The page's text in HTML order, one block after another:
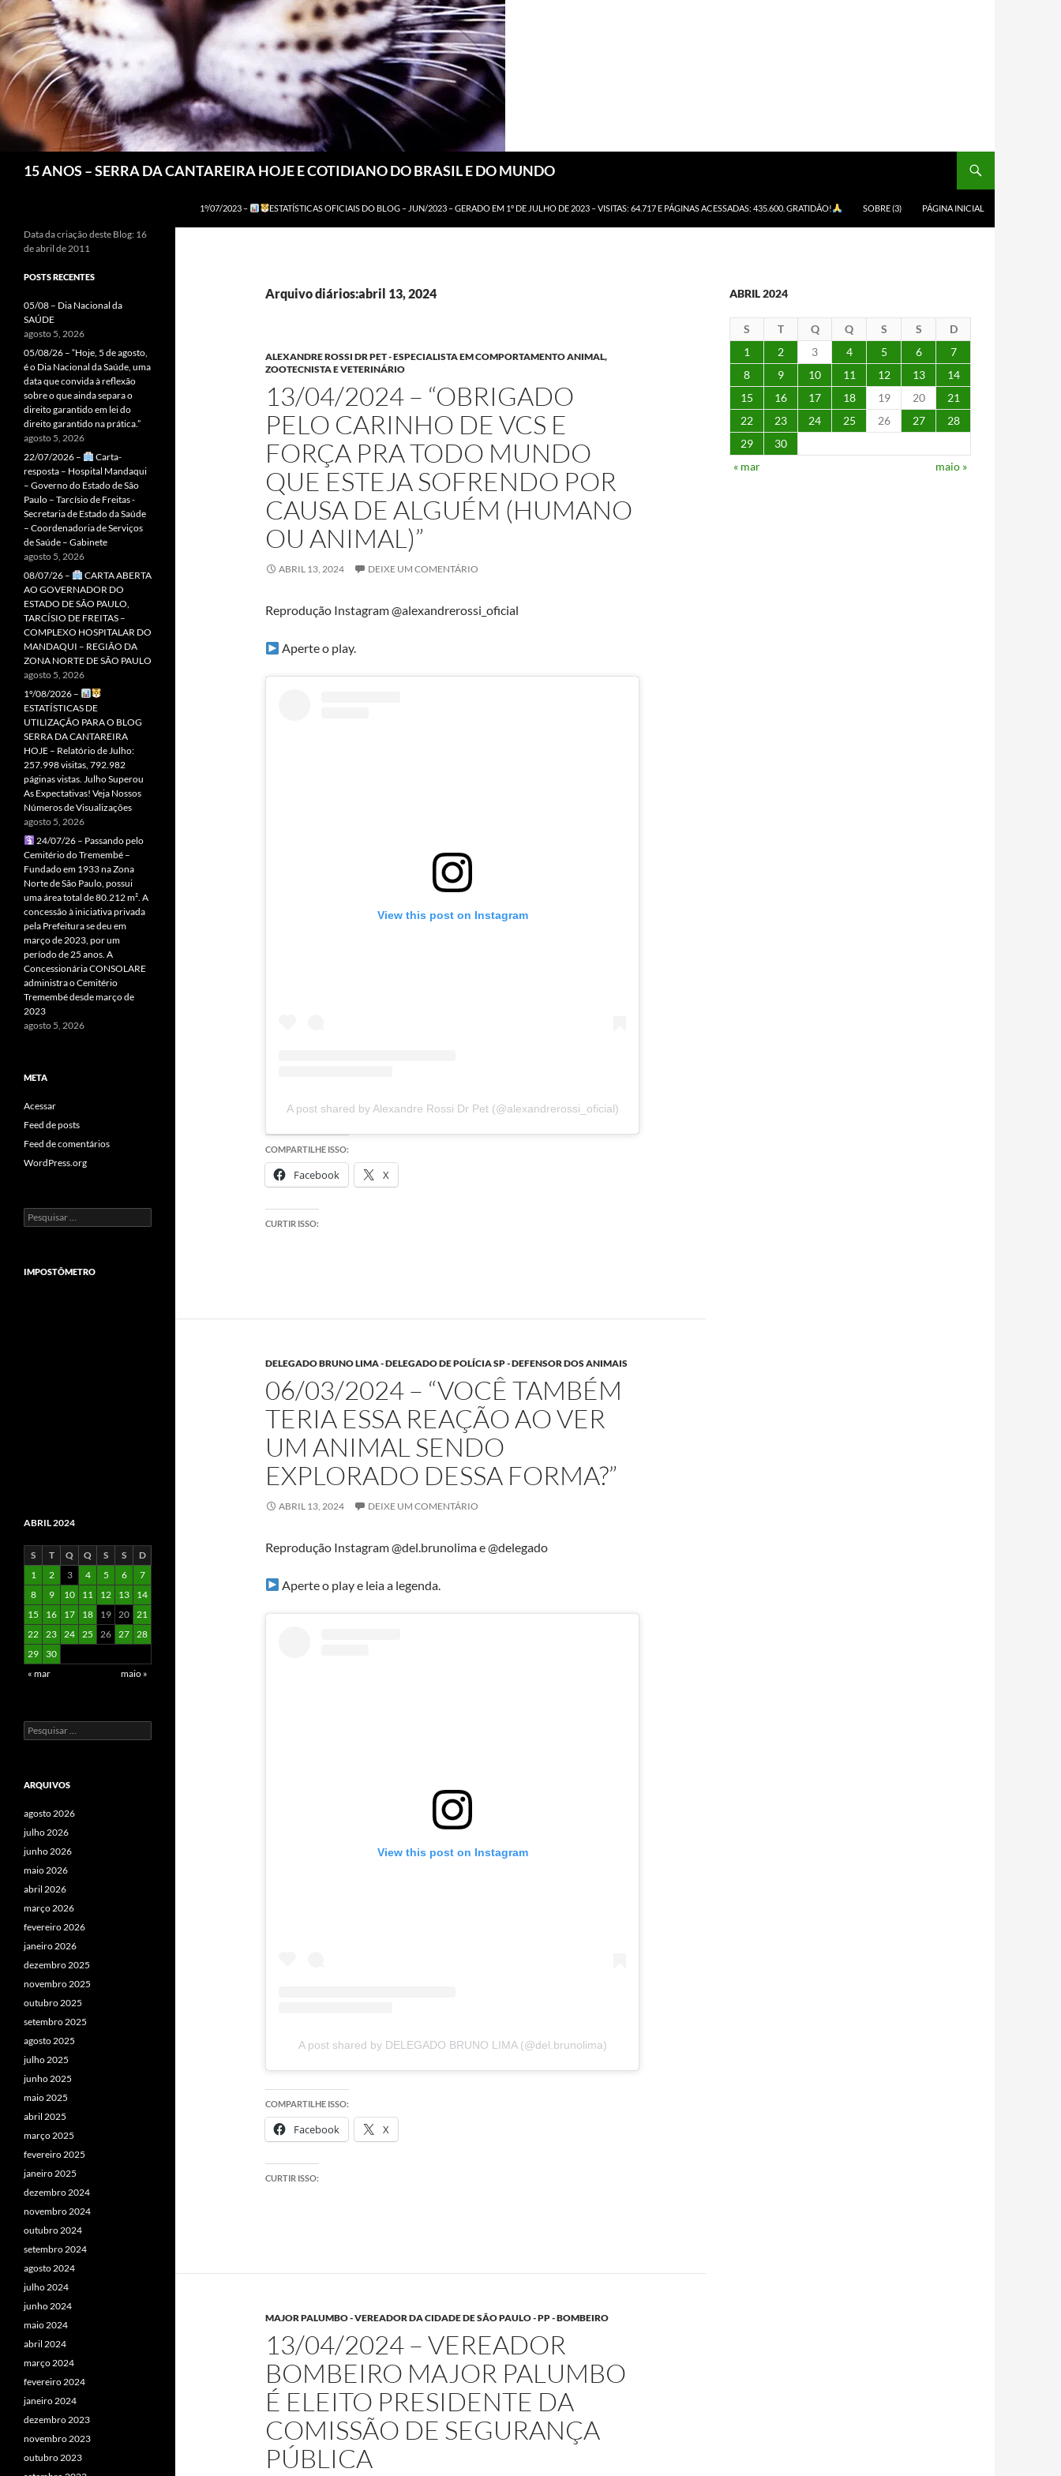
15 ANOS – SERRA DA CANTAREIRA HOJE E COTIDIANO DO BRASIL E DO MUNDO
1º/07/2023 – ESTATÍSTICAS OFICIAIS DO BLOG – JUN/2023 – GERADO EM 1º DE JULHO DE 2023 – VISITAS: 64.717 E PÁGINAS ACESSADAS: 435.600. GRATIDÃO! SOBRE (3) PÁGINA INICIAL
Arquivo diários:abril 13, 2024
ALEXANDRE ROSSI DR PET - ESPECIALISTA EM COMPORTAMENTO ANIMAL,
ZOOTECNISTA E VETERINÁRIO
13/04/2024 – “OBRIGADO
PELO CARINHO DE VCS E
FORÇA PRA TODO MUNDO
QUE ESTEJA SOFRENDO POR
CAUSA DE ALGUÉM (HUMANO
OU ANIMAL)”
ABRIL 13, 2024 DEIXE UM COMENTÁRIO
Reprodução Instagram @alexandrerossi_oficial
Aperte o play.
View this post on Instagram
A post shared by Alexandre Rossi Dr Pet (@alexandrerossi_oficial)
COMPARTILHE ISSO:
Facebook X
CURTIR ISSO:
DELEGADO BRUNO LIMA - DELEGADO DE POLÍCIA SP - DEFENSOR DOS ANIMAIS
06/03/2024 – “VOCÊ TAMBÉM
TERIA ESSA REAÇÃO AO VER
UM ANIMAL SENDO
EXPLORADO DESSA FORMA?”
ABRIL 13, 2024 DEIXE UM COMENTÁRIO
Reprodução Instagram @del.brunolima e @delegado
Aperte o play e leia a legenda.
View this post on Instagram
A post shared by DELEGADO BRUNO LIMA (@del.brunolima)
COMPARTILHE ISSO:
Facebook X
CURTIR ISSO:
MAJOR PALUMBO - VEREADOR DA CIDADE DE SÃO PAULO - PP - BOMBEIRO
13/04/2024 – VEREADOR
BOMBEIRO MAJOR PALUMBO
É ELEITO PRESIDENTE DA
COMISSÃO DE SEGURANÇA
PÚBLICA
ABRIL 2024
S T Q Q S S
D
1
2 3 4 5 6
7
8
9 10 11 12 13
14
15
16 17 18 19 20
21
22
23 24 25 26 27
28
29
30
« mar
maio »
Data da criação deste Blog: 16
de abril de 2011
POSTS RECENTES
05/08 – Dia Nacional da
SAÚDE
agosto 5, 2026
05/08/26 – “Hoje, 5 de agosto,
é o Dia Nacional da Saúde, uma
data que convida à reflexão
sobre o que ainda separa o
direito garantido em lei do
direito garantido na prática.”
agosto 5, 2026
22/07/2026 –
Carta-
resposta – Hospital Mandaqui
– Governo do Estado de São
Paulo – Tarcísio de Freitas -
Secretaria de Estado da Saúde
– Coordenadoria de Serviços
de Saúde – Gabinete
agosto 5, 2026
08/07/26 –
CARTA ABERTA
AO GOVERNADOR DO
ESTADO DE SÃO PAULO,
TARCÍSIO DE FREITAS –
COMPLEXO HOSPITALAR DO
MANDAQUI – REGIÃO DA
ZONA NORTE DE SÃO PAULO
agosto 5, 2026
1º/08/2026 –
ESTATÍSTICAS DE
UTILIZAÇÃO PARA O BLOG
SERRA DA CANTAREIRA
HOJE – Relatório de Julho:
257.998 visitas, 792.982
páginas vistas. Julho Superou
As Expectativas! Veja Nossos
Números de Visualizações
agosto 5, 2026
24/07/26 – Passando pelo
Cemitério do Tremembé –
Fundado em 1933 na Zona
Norte de São Paulo, possui
uma área total de 80.212 m². A
concessão à iniciativa privada
pela Prefeitura se deu em
março de 2023, por um
período de 25 anos. A
Concessionária CONSOLARE
administra o Cemitério
Tremembé desde março de
2023
agosto 5, 2026
META
Acessar
Feed de posts
Feed de comentários
WordPress.org
Pesquisar
por:
IMPOSTÔMETRO
ABRIL 2024
S T Q Q S S
D
1
2 3 4 5 6
7
8
9 10 11 12 13
14
15
16 17 18 19 20 21
22 23 24 25 26 27 28
29
30
« mar
maio »
Pesquisar
por:
ARQUIVOS
agosto 2026
julho 2026
junho 2026
maio 2026
abril 2026
março 2026
fevereiro 2026
janeiro 2026
dezembro 2025
novembro 2025
outubro 2025
setembro 2025
agosto 2025
julho 2025
junho 2025
maio 2025
abril 2025
março 2025
fevereiro 2025
janeiro 2025
dezembro 2024
novembro 2024
outubro 2024
setembro 2024
agosto 2024
julho 2024
junho 2024
maio 2024
abril 2024
março 2024
fevereiro 2024
janeiro 2024
dezembro 2023
novembro 2023
outubro 2023